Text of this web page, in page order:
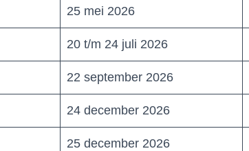
25 mei 2026
20 t/m 24 juli 2026
22 september 2026
24 december 2026
25 december 2026